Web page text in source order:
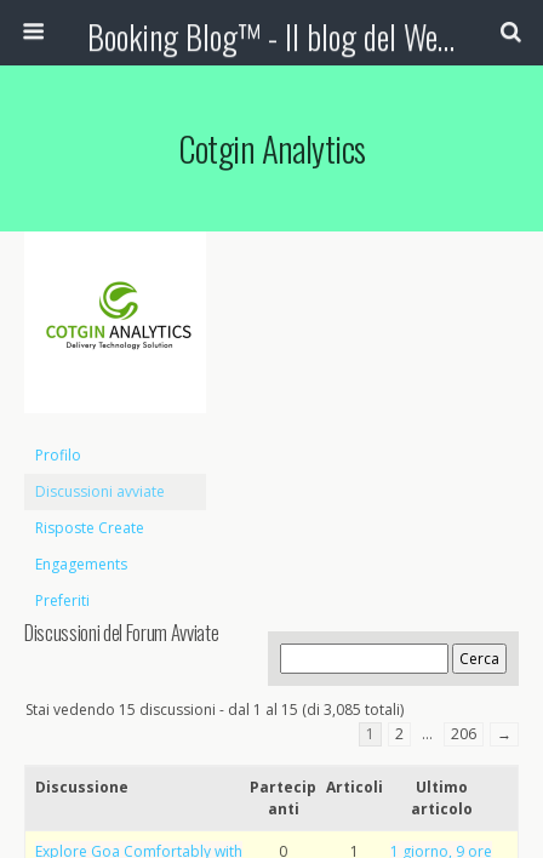
Booking Blog™ - Il blog del Web Marketing Turistico
Cotgin Analytics
Profilo
Discussioni avviate
Risposte Create
Engagements
Preferiti
Discussioni del Forum Avviate
Stai vedendo 15 discussioni - dal 1 al 15 (di 3,085 totali)
1
2 … 206 →
Discussione
Partecip
anti
Articoli
Ultimo
articolo
Explore Goa Comfortably with
0 1
1 giorno, 9 ore